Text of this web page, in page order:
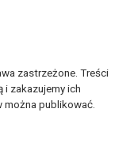
zastrzeżone. Treści
i zakazujemy ich
można publikować.